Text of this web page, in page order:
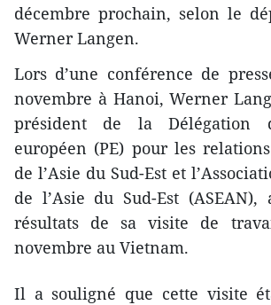
décembre prochain, selon le
Werner Langen.
Lors d’une conférence de
novembre à Hanoi, Werner
président de la Délégation
européen (PE) pour les
de l’Asie du Sud-Est et
de l’Asie du Sud-Est
résultats de sa visite de
novembre au Vietnam.
Il a souligné que cette visite